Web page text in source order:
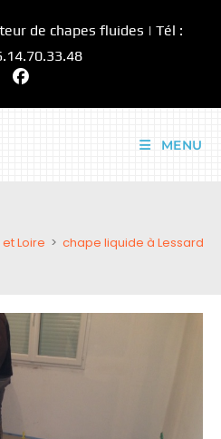
de chapes fluides | Tél :
MENU
Loire > chape liquide à Lessard